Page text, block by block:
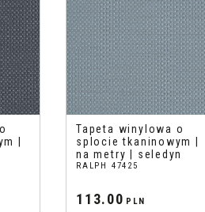
|
Tapeta winylowa o
splocie tkaninowym |
na metry | seledyn
RALPH 47425
113.00 PLN